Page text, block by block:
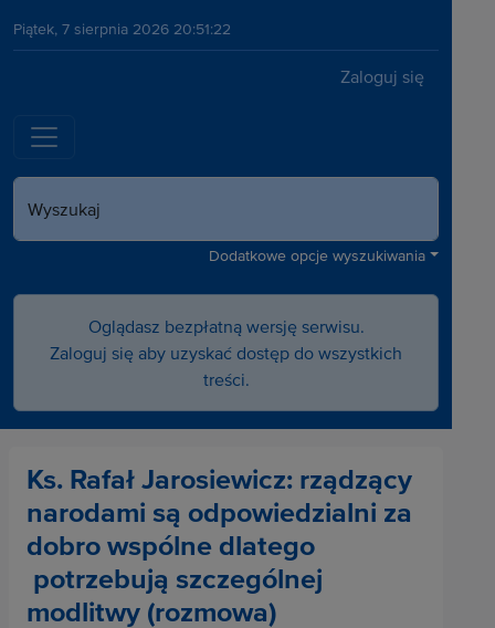
Piątek, 7 sierpnia 2026 20:51:22
Zaloguj się
Wyszukaj
Dodatkowe opcje wyszukiwania
Oglądasz bezpłatną wersję serwisu.
Zaloguj się aby uzyskać dostęp do wszystkich
treści.
Ks. Rafał Jarosiewicz: rządzący
narodami są odpowiedzialni za
dobro wspólne dlatego
potrzebują szczególnej
modlitwy (rozmowa)